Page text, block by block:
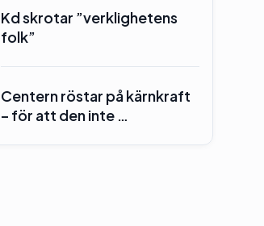
Kd skrotar ”verklighetens
folk”
Centern röstar på kärnkraft
– för att den inte …